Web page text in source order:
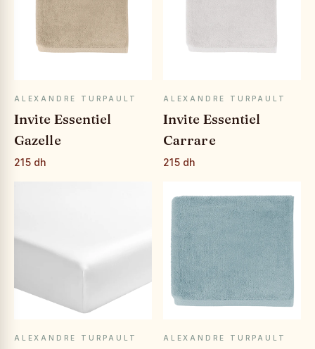
APERÇU RAPIDE
ALEXANDRE TURPAULT
Invite Essentiel
Gazelle
215 dh
APERÇU RAPIDE
ALEXANDRE TURPAULT
Invite Essentiel
Carrare
215 dh
APERÇU RAPIDE
ALEXANDRE TURPAULT APERÇU RAPIDE
ALEXANDRE TURPAULT